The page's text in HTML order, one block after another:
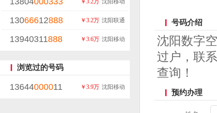
沈阳移动
￥3.2万
13066612888 沈阳联通
￥3.2万
13940311888 沈阳移动
￥3.6万
浏览过的号码
13644000011 沈阳移动
￥3.9万
号码介绍
沈阳数字
过户，联
查询！
预约办理